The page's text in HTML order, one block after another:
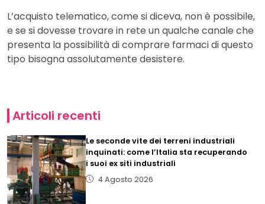
L’acquisto telematico, come si diceva, non è possibile,
e se si dovesse trovare in rete un qualche canale che
presenta la possibilità di comprare farmaci di questo
tipo bisogna assolutamente desistere.
Articoli recenti
Le seconde vite dei terreni industriali
inquinati: come l’Italia sta recuperando
i suoi ex siti industriali
4 Agosto 2026